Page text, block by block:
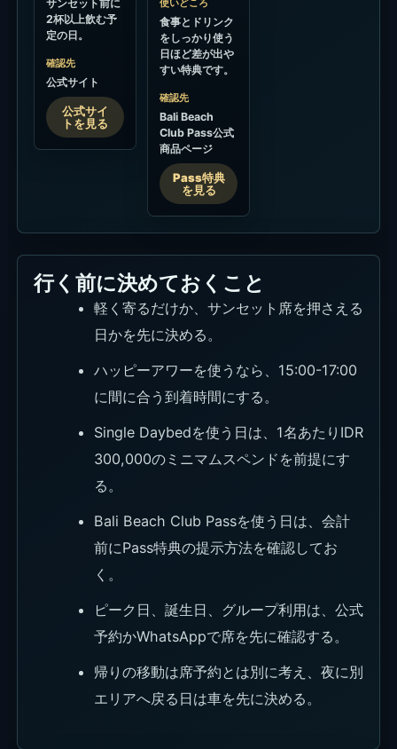
サンセット前に
2杯以上飲む予
定の日。
確認先
公式サイト
公式サイ
トを見る
使いどころ
食事とドリンク
をしっかり使う
日ほど差が出や
すい特典です。
確認先
Bali Beach
Club Pass公式
商品ページ
Pass特典
を見る
行く前に決めておくこと
軽く寄るだけか、サンセット席を押さえる
日かを先に決める。
ハッピーアワーを使うなら、15:00-17:00
に間に合う到着時間にする。
Single Daybedを使う日は、1名あたりIDR
300,000のミニマムスペンドを前提にす
る。
Bali Beach Club Passを使う日は、会計
前にPass特典の提示方法を確認してお
く。
ピーク日、誕生日、グループ利用は、公式
予約かWhatsAppで席を先に確認する。
帰りの移動は席予約とは別に考え、夜に別
エリアへ戻る日は車を先に決める。